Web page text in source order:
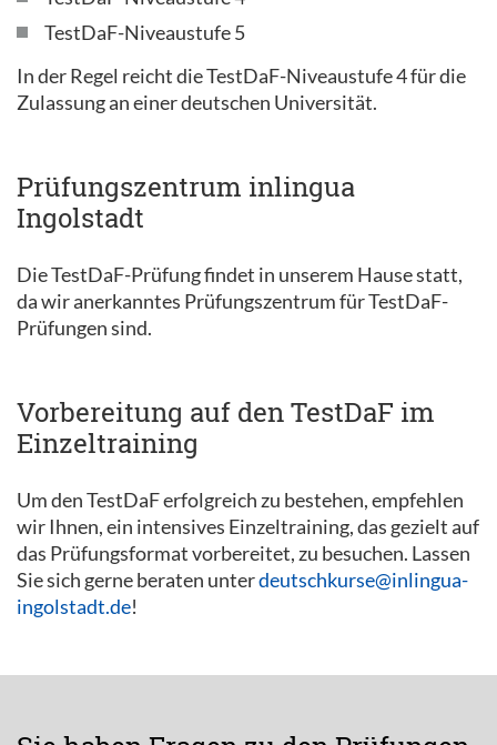
TestDaF-Niveaustufe 5
In der Regel reicht die TestDaF-Niveaustufe 4 für die
Zulassung an einer deutschen Universität.
Prüfungszentrum inlingua
Ingolstadt
Die TestDaF-Prüfung findet in unserem Hause statt,
da wir anerkanntes Prüfungszentrum für TestDaF-
Prüfungen sind.
Vorbereitung auf den TestDaF im
Einzeltraining
Um den TestDaF erfolgreich zu bestehen, empfehlen
wir Ihnen, ein intensives Einzeltraining, das gezielt auf
das Prüfungsformat vorbereitet, zu besuchen. Lassen
Sie sich gerne beraten unterdeutschkurse@inlingua-
ingolstadt.de!